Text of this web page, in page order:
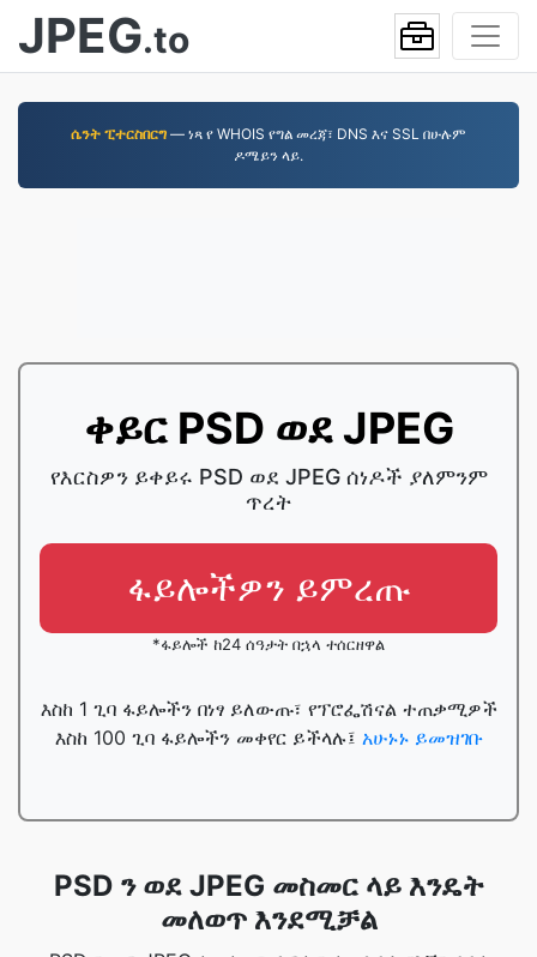
JPEG.to
ሴንት ፒተርስበርግ — ነጻ የ WHOIS የግል መረጃ፣ DNS እና SSL በሁሉም
ዶሜይን ላይ.
ቀይር PSD ወደ JPEG
የእርስዎን ይቀይሩ PSD ወደ JPEG ሰነዶች ያለምንም
ጥረት
ፋይሎችዎን ይምረጡ
*ፋይሎች ከ24 ሰዓታት በኋላ ተሰርዘዋል
እስከ 1 ጊባ ፋይሎችን በነፃ ይለውጡ፣ የፕሮፌሽናል ተጠቃሚዎች
እስከ 100 ጊባ ፋይሎችን መቀየር ይችላሉ፤ አሁኑኑ ይመዝገቡ
PSD ን ወደ JPEG መስመር ላይ እንዴት
መለወጥ እንደሚቻል